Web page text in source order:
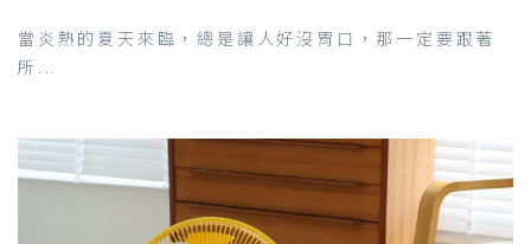
當炎熱的夏天來臨，總是讓人好沒胃口，那一定要跟著
所...